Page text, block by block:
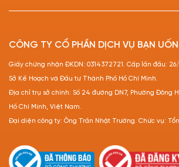
CÔNG TY CỔ PHẦN DỊCH VỤ BẠN
Giấy chứng nhận ĐKDN: 0314372721. Cấp lần đầu:
Sở Kế Hoạch và Đầu tư Thành Phố Hồ Chí Minh.
Địa chỉ trụ sở chính: Số 24 đường DN7, Phường Đông
Hồ Chí Minh, Việt Nam.
Đại diện công ty: Ông Trần Nhật Trường. Chức vụ: